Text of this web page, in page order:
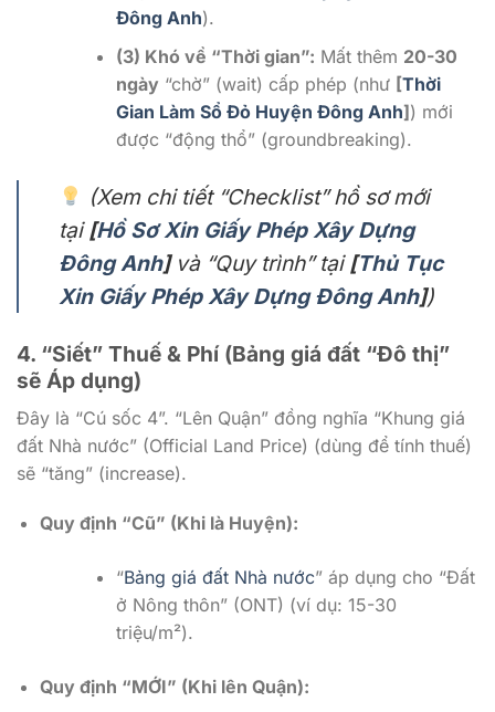
Đông Anh).
(3) Khó về “Thời gian”: Mất thêm 20-30
ngày“chờ” (wait) cấp phép (như [Thời
Gian Làm Sổ Đỏ Huyện Đông Anh]) mới
được “động thổ” (groundbreaking).
(Xem chi tiết “Checklist” hồ sơ mới
tại[Hồ Sơ Xin Giấy Phép Xây Dựng
Đông Anh]và “Quy trình” tại[Thủ Tục
Xin Giấy Phép Xây Dựng Đông Anh])
4. “Siết” Thuế & Phí (Bảng giá đất “Đô thị”
sẽ Áp dụng)
Đây là “Cú sốc 4”. “Lên Quận” đồng nghĩa “Khung giá
đất Nhà nước” (Official Land Price) (dùng để tính thuế)
sẽ “tăng” (increase).
Quy định “Cũ” (Khi là Huyện):
“Bảng giá đất Nhà nước” áp dụng cho “Đất
ở Nông thôn” (ONT) (ví dụ: 15-30
triệu/m²).
Quy định “MỚI” (Khi lên Quận):